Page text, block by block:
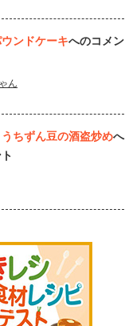
ンドケーキへのコメン
ん
ちずん豆の酒盗炒めへ